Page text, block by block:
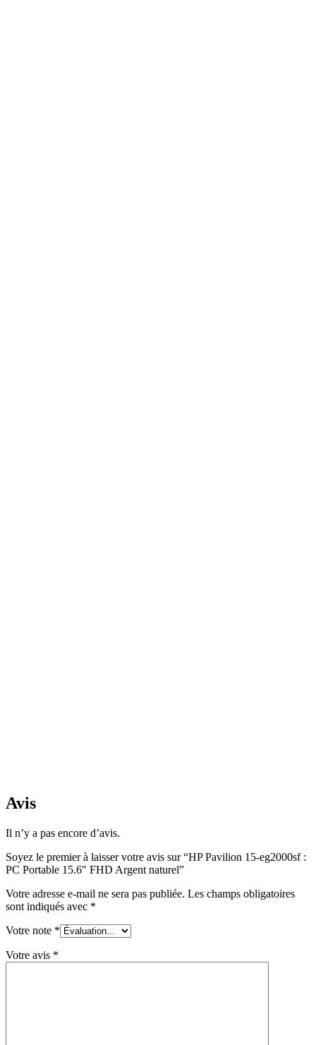
Avis
Il n’y a pas encore d’avis.
Soyez le premier à laisser votre avis sur “HP Pavilion 15-eg2000sf :
PC Portable 15.6″ FHD Argent naturel”
Votre adresse e-mail ne sera pas publiée. Les champs obligatoires
sont indiqués avec *
Votre note *
Votre avis *